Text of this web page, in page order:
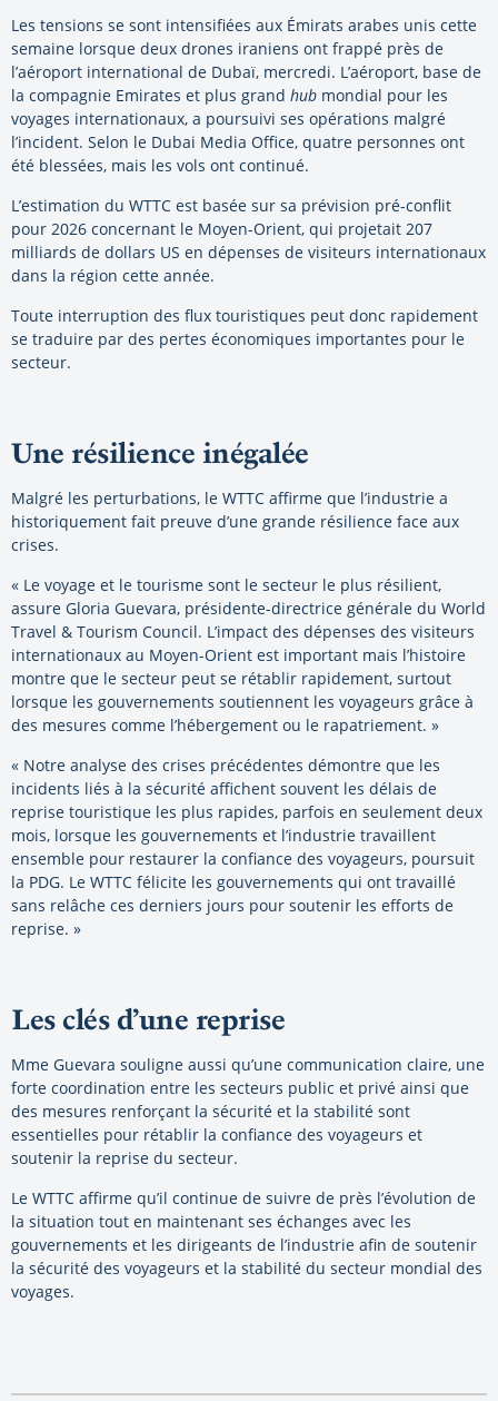
Les tensions se sont intensifiées aux Émirats arabes unis cette
semaine lorsque deux drones iraniens ont frappé près de
l’aéroport international de Dubaï, mercredi. L’aéroport, base de
la compagnie Emirates et plus grand hub mondial pour les
voyages internationaux, a poursuivi ses opérations malgré
l’incident. Selon le Dubai Media Office, quatre personnes ont
été blessées, mais les vols ont continué.
L’estimation du WTTC est basée sur sa prévision pré-conflit
pour 2026 concernant le Moyen-Orient, qui projetait 207
milliards de dollars US en dépenses de visiteurs internationaux
dans la région cette année.
Toute interruption des flux touristiques peut donc rapidement
se traduire par des pertes économiques importantes pour le
secteur.
Une résilience inégalée
Malgré les perturbations, le WTTC affirme que l’industrie a
historiquement fait preuve d’une grande résilience face aux
crises.
« Le voyage et le tourisme sont le secteur le plus résilient,
assure Gloria Guevara, présidente-directrice générale du World
Travel & Tourism Council. L’impact des dépenses des visiteurs
internationaux au Moyen-Orient est important mais l’histoire
montre que le secteur peut se rétablir rapidement, surtout
lorsque les gouvernements soutiennent les voyageurs grâce à
des mesures comme l’hébergement ou le rapatriement. »
« Notre analyse des crises précédentes démontre que les
incidents liés à la sécurité affichent souvent les délais de
reprise touristique les plus rapides, parfois en seulement deux
mois, lorsque les gouvernements et l’industrie travaillent
ensemble pour restaurer la confiance des voyageurs, poursuit
la PDG. Le WTTC félicite les gouvernements qui ont travaillé
sans relâche ces derniers jours pour soutenir les efforts de
reprise. »
Les clés d’une reprise
Mme Guevara souligne aussi qu’une communication claire, une
forte coordination entre les secteurs public et privé ainsi que
des mesures renforçant la sécurité et la stabilité sont
essentielles pour rétablir la confiance des voyageurs et
soutenir la reprise du secteur.
Le WTTC affirme qu’il continue de suivre de près l’évolution de
la situation tout en maintenant ses échanges avec les
gouvernements et les dirigeants de l’industrie afin de soutenir
la sécurité des voyageurs et la stabilité du secteur mondial des
voyages.